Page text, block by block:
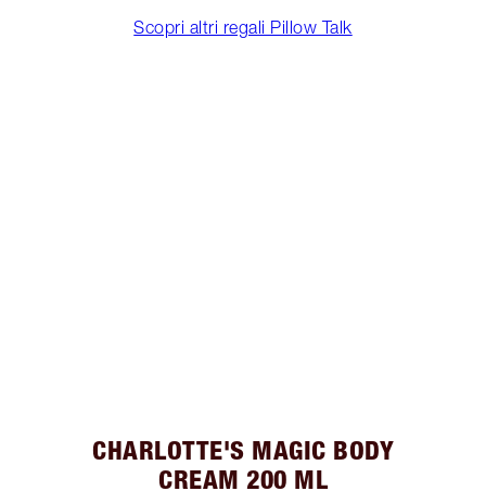
Scopri altri regali Pillow Talk
CHARLOTTE'S MAGIC BODY
CREAM 200 ML